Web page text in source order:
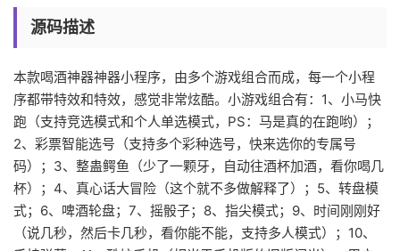
源码描述
本款喝酒神器神器小程序，由多个游戏组合而成，每一个小程
序都带特效和特效，感觉非常炫酷。小游戏组合有：1、小马快
跑（支持竞选模式和个人单选模式，PS：马是真的在跑哟）；
2、彩票智能选号（支持多个彩种选号，快来选你的专属号
码）；3、整蛊鳄鱼（少了一颗牙，自动往酒杯加酒，看你喝几
杯）；4、真心话大冒险（这个就不多做解释了）；5、转盘模
式；6、啤酒轮盘；7、摇骰子；8、指尖模式；9、时间刚刚好
（说几秒，然后卡几秒，看你能不能，支持多人模式）；10、